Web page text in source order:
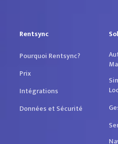
Rentsync
Pourquoi Rentsync?
Prix
Intégrations
Données et Sécurité